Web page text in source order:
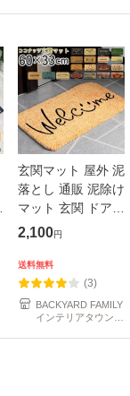
玄関マット 屋外 泥
落とし 通販 泥除け
マット 玄関 ドアマ
ット ココヤシ コイ
ランスマット アク
セントマット 泥除
け マ
2,100円
送料無料
(3)
BACKYARD FAMILY
インテリアタウン
店